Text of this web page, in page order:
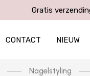
Gratis
CONTACT NIEUW
Nagelstyling